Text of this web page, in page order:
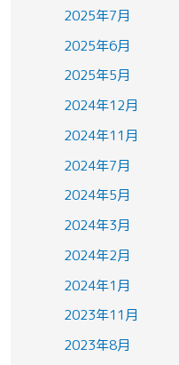
2025年7月
2025年6月
2025年5月
2024年12月
2024年11月
2024年7月
2024年5月
2024年3月
2024年2月
2024年1月
2023年11月
2023年8月